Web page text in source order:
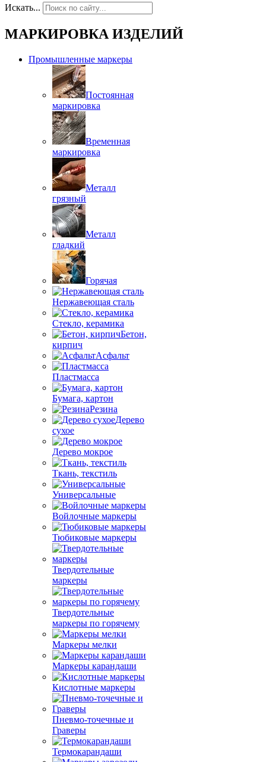
Искать...
МАРКИРОВКА ИЗДЕЛИЙ
Промышленные маркеры
Постоянная
маркировка
Временная
маркировка
Металл
грязный
Металл
гладкий
Горячая
Нержавеющая сталь
Стекло, керамика
Бетон,
кирпич
Асфальт
Пластмасса
Бумага, картон
Резина
Дерево
сухое
Дерево мокрое
Ткань, текстиль
Универсальные
Войлочные маркеры
Тюбиковые маркеры
Твердотельные
маркеры
Твердотельные
маркеры по горячему
Маркеры мелки
Маркеры карандаши
Кислотные маркеры
Пневмо-точечные и
Граверы
Термокарандаши